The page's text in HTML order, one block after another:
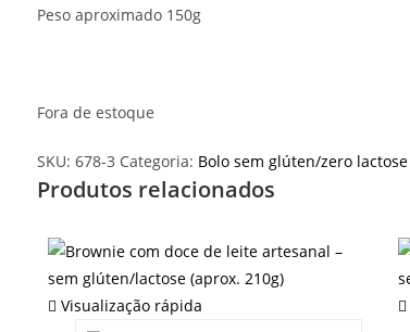
Peso aproximado 150g
Fora de estoque
SKU: 678-3 Categoria: Bolo sem glúten/zero lactose
Produtos relacionados
Visualização rápida